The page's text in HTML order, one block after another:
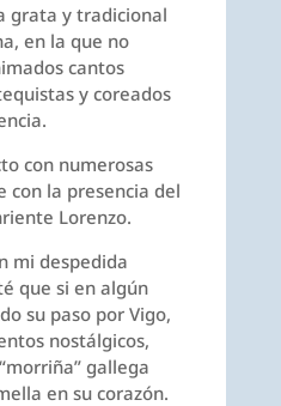
grata y tradicional
en la que no
cantos
y coreados
con numerosas
con la presencia del
Lorenzo.
mi despedida
que si en algún
su paso por Vigo,
nostálgicos,
gallega
en su corazón.